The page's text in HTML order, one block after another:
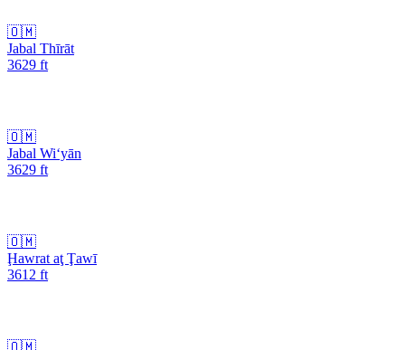
🇴🇲
Jabal Thīrāt
3629 ft
🇴🇲
Jabal Wi‘yān
3629 ft
🇴🇲
Ḩawrat aţ Ţawī
3612 ft
🇴🇲